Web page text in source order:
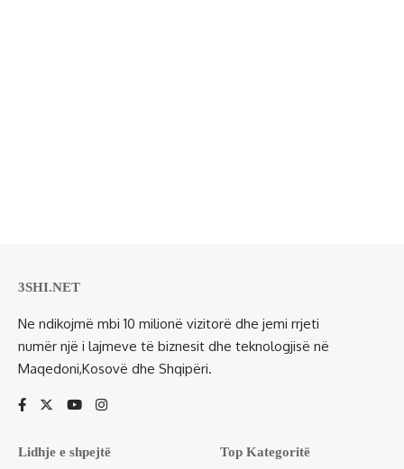
3SHI.NET
Ne ndikojmë mbi 10 milionë vizitorë dhe jemi rrjeti
numër një i lajmeve të biznesit dhe teknologjisë në
Maqedoni,Kosovë dhe Shqipëri.
Lidhje e shpejtë Top Kategoritë